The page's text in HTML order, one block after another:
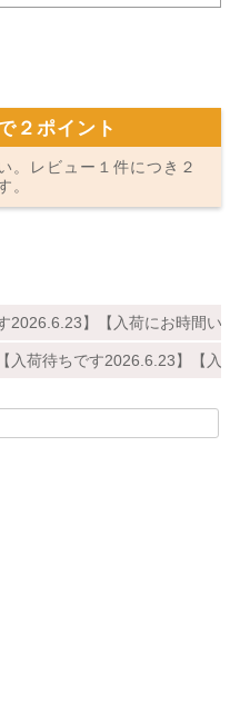
２ポイント
。レビュー１件につき２
。
2026.6.23】【入荷にお時間い
入荷待ちです2026.6.23】【入